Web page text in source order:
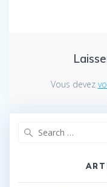
Vous devez